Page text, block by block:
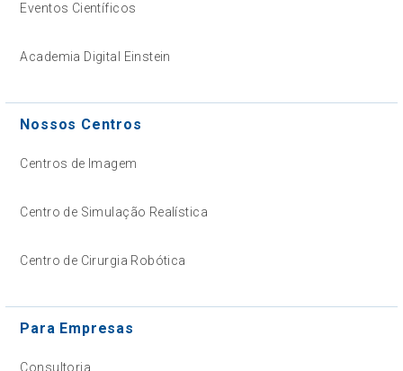
Eventos Científicos
Academia Digital Einstein
Nossos Centros
Centros de Imagem
Centro de Simulação Realística
Centro de Cirurgia Robótica
Para Empresas
Consultoria